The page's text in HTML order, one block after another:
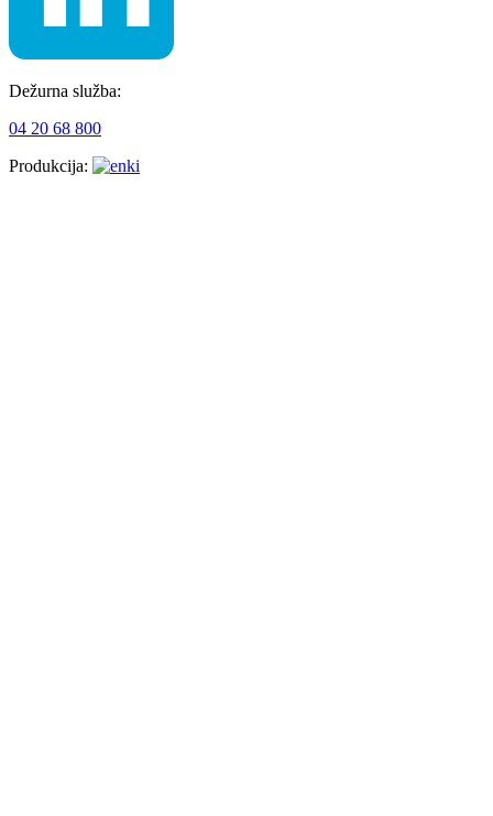
Dežurna služba:
04 20 68 800
Produkcija: